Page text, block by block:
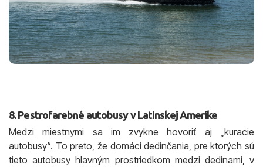
8. Pestrofarebné autobusy v Latinskej Amerike
Medzi miestnymi sa im zvykne hovoriť aj „kuracie
autobusy“. To preto, že domáci dedinčania, pre ktorých sú
tieto autobusy hlavným prostriedkom medzi dedinami, v